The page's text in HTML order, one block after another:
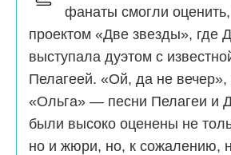
фанаты смогли
проектом «Две звезды», где
выступала дуэтом с
Пелагеей. «Ой, да не вечер»,
«Ольга» — песни Пелагеи и
были высоко оценены не
но и жюри, но, к сожалению,